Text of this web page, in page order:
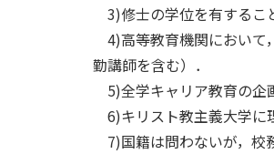
3)修士の学位を有するこ
4)高等教育機関において
勤講師を含む）．
5)全学キャリア教育の企
6)キリスト教主義大学に
7)国籍は問わないが，校